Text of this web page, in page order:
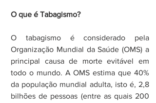
O que é Tabagismo?
O tabagismo é considerado pela
Organização Mundial da Saúde (OMS) a
principal causa de morte evitável em
todo o mundo. A OMS estima que 40%
da população mundial adulta, isto é, 2,8
bilhões de pessoas (entre as quais 200